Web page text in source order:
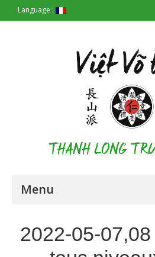
Language :
Menu
2022-05-